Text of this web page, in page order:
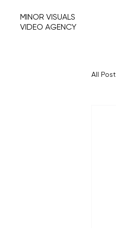
MINOR VISUALS
VIDEO AGENCY
All